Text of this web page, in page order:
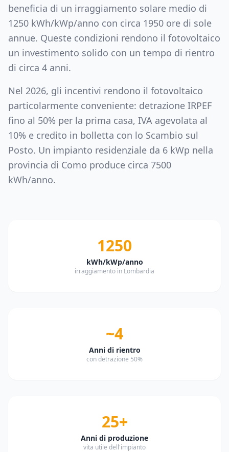
beneficia di un irraggiamento solare medio di
1250 kWh/kWp/anno con circa 1950 ore di sole
annue. Queste condizioni rendono il fotovoltaico
un investimento solido con un tempo di rientro
di circa 4 anni.
Nel 2026, gli incentivi rendono il fotovoltaico
particolarmente conveniente: detrazione IRPEF
fino al 50% per la prima casa, IVA agevolata al
10% e credito in bolletta con lo Scambio sul
Posto. Un impianto residenziale da 6 kWp nella
provincia di Como produce circa 7500
kWh/anno.
1250
kWh/kWp/anno
irraggiamento in Lombardia
~4
Anni di rientro
con detrazione 50%
25+
Anni di produzione
vita utile dell'impianto